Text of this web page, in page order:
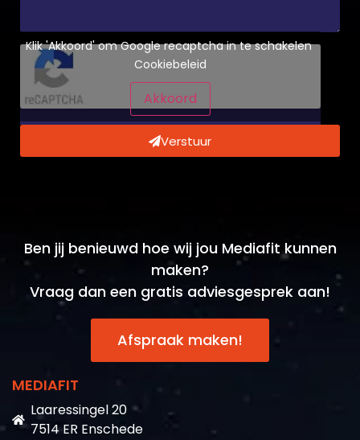
Klik 'Akkoord' om Google recaptcha in te schakelen
Cookiebeleid
Akkoord
Verstuur
Ben jij benieuwd hoe wij jou Mediafit kunnen
maken?
Vraag dan een gratis adviesgesprek aan!
Afspraak maken!
MEDIAFIT
Laaressingel 20
7514 ER Enschede